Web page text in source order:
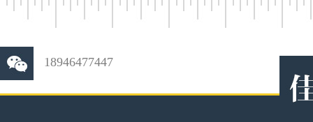
18946477447